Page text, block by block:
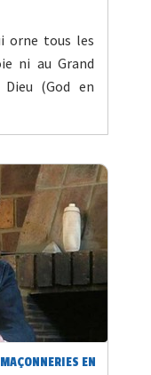
orne tous les
ni au Grand
(God en
EN